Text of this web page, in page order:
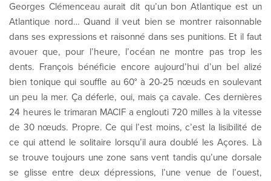
Georges Clémenceau aurait dit qu’un bon Atlantique est un
Atlantique nord… Quand il veut bien se montrer raisonnable
dans ses expressions et raisonné dans ses punitions. Et il faut
avouer que, pour l’heure, l’océan ne montre pas trop les
dents. François bénéficie encore aujourd’hui d’un bel alizé
bien tonique qui souffle au 60° à 20-25 nœuds en soulevant
un peu la mer. Ça déferle, oui, mais ça cavale. Ces dernières
24 heures le trimaran MACIF a englouti 720 milles à la vitesse
de 30 nœuds. Propre. Ce qui l’est moins, c’est la lisibilité de
ce qui attend le solitaire lorsqu’il aura doublé les Açores. Là
se trouve toujours une zone sans vent tandis qu’une dorsale
se glisse entre deux dépressions, l’une venue de l’ouest,